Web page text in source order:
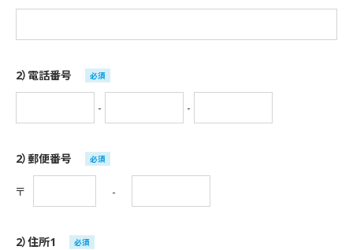
2）電話番号 必須
- -
2）郵便番号 必須
〒 -
2）住所1 必須